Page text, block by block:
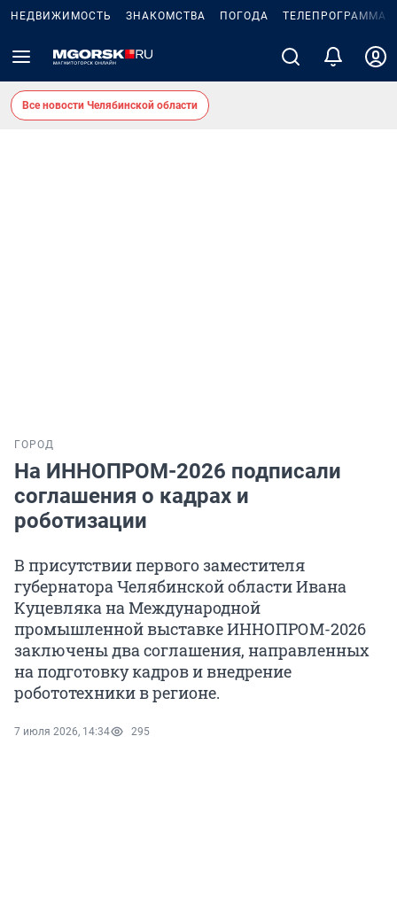
НЕДВИЖИМОСТЬ ЗНАКОМСТВА ПОГОДА ТЕЛЕПРОГРАММА
Все новости Челябинской области
ГОРОД
На ИННОПРОМ-2026 подписали
соглашения о кадрах и
роботизации
В присутствии первого заместителя
губернатора Челябинской области Ивана
Куцевляка на Международной
промышленной выставке ИННОПРОМ-2026
заключены два соглашения, направленных
на подготовку кадров и внедрение
робототехники в регионе.
7 июля 2026, 14:34 295